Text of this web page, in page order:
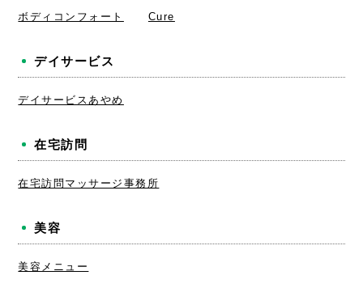
ボディコンフォート Cure
デイサービス
デイサービスあやめ
在宅訪問
在宅訪問マッサージ事務所
美容
美容メニュー